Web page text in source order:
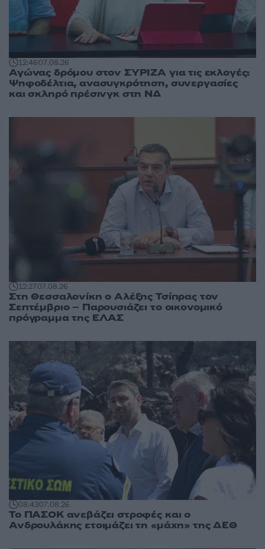
12:4607.08.26
Αγώνας δρόμου στον ΣΥΡΙΖΑ για τις εκλογές:
Ψηφοδέλτια, ανασυγκρότηση, συνεργασίες
και σκληρό πρέσινγκ στη ΝΔ
12:2707.08.26
Στη Θεσσαλονίκη ο Αλέξης Τσίπρας τον
Σεπτέμβριο – Παρουσιάζει το οικονομικό
πρόγραμμα της ΕΛΑΣ
08:4307.08.26
Το ΠΑΣΟΚ ανεβάζει στροφές και ο
Ανδρουλάκης ετοιμάζει τη «μάχη» της ΔΕΘ